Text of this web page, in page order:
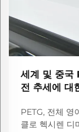
세계 및 중국
전 추세에 대
PETG, 전체 영
클로 헥시렌 디